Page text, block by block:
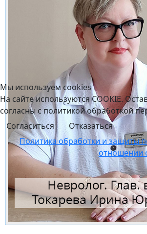
Мы используем cookies
На сайте используются COOKIE.
согласны с политикой обработкой
Согласиться
Отказаться
Политика обработки и защиты
отношении